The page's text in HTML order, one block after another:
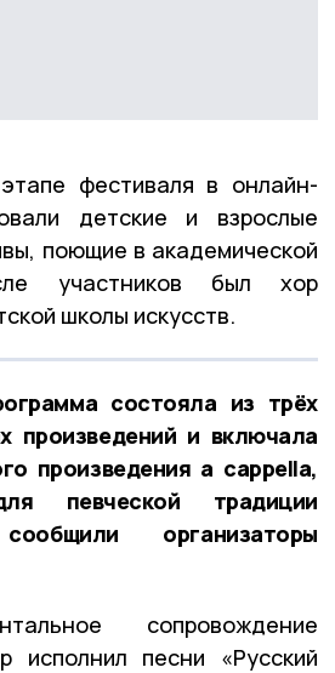
фестиваля в онлайн-
детские и взрослые
поющие в академической
участников был хор
школы искусств.
состояла из трёх
произведений и включала
произведения a cappella,
певческой традиции
организаторы
сопровождение
исполнил песни «Русский